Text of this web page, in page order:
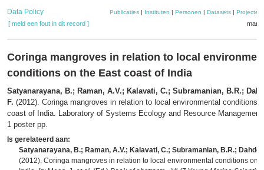
gaan
Data Policy Publicaties| Instituten | Personen | Datasets| Projecten
[ meld een fout in dit record ]
Coringa mangroves in relation to local
conditions on the East coast of India
Satyanarayana, B.; Raman, A.V.; Kalavati, C.; Subramanian, B.R.;
F. (2012). Coringa mangroves in relation to local environmental conditions
coast of India. Laboratory of Systems Ecology and Resource
1 poster pp.
Is gerelateerd aan:
Satyanarayana, B.; Raman, A.V.; Kalavati, C.; Subramanian, B.R.;
(2012). Coringa mangroves in relation to local environmental conditions on